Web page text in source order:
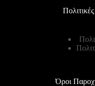
Όροι